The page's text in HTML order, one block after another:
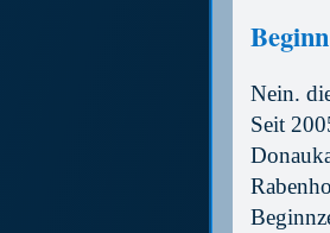
Nein.
Seit